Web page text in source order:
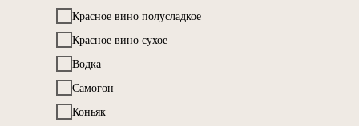
Красное вино полусладкое
Красное вино сухое
Водка
Самогон
Коньяк